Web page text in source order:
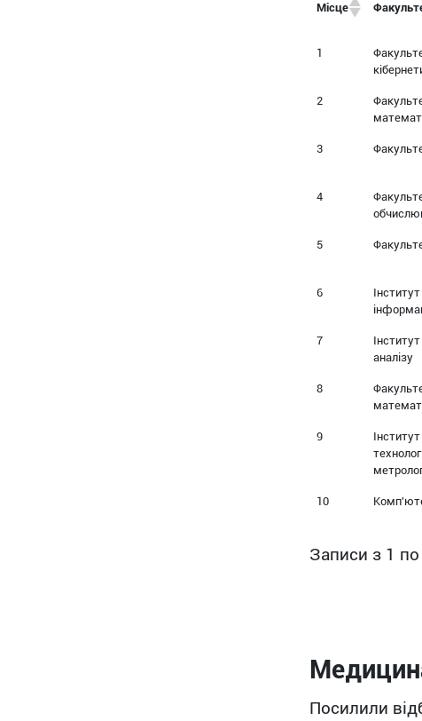
Місце
1
2
3
4
5
6
7
аналізу
8
9
10
Записи з 1 по
Посилили